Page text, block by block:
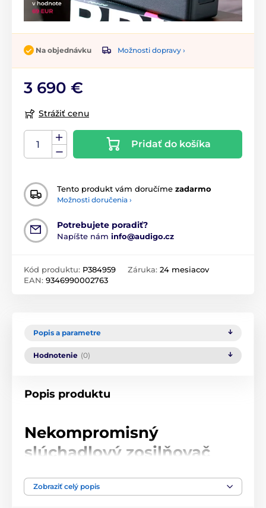
Na objednávku Možnosti dopravy ›
3 690 €
Strážiť cenu
Pridať do košíka
Tento produkt vám doručíme zadarmo
Možnosti doručenia ›
Potrebujete poradiť?
Napíšte nám info@audigo.cz
Kód produktu: P384959
EAN: 9346990002763
Záruka: 24 mesiacov
Popis a parametre
Hodnotenie (0)
Popis produktu
Nekompromisný
slúchadlový zosilňovač
Zosilňovač Soloist GT4 Deluxe od Burson Audio
integruje všetky kľúčové technológie značky – od
Zobraziť celý popis